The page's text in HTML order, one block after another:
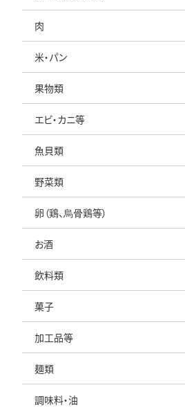
肉
米・パン
果物類
エビ・カニ等
魚貝類
野菜類
卵（鶏、烏骨鶏等）
お酒
飲料類
菓子
加工品等
麺類
調味料・油